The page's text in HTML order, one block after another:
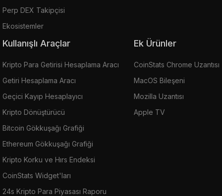
Perp DEX Takipçisi
Ekosistemler
Kullanışlı Araçlar
Kripto Para Getirisi Hesaplama Aracı
Getiri Hesaplama Aracı
Geçici Kayıp Hesaplayıcı
Kripto Dönüştürücü
Bitcoin Gökkuşağı Grafiği
Ethereum Gökkuşağı Grafiği
Kripto Korku ve Hırs Endeksi
CoinStats Widget'ları
24s Kripto Para Piyasası Raporu
Ek Ürünler
CoinStats Chrome Uzantısı
MacOS Bileşeni
Mozilla Uzantısı
Apple TV